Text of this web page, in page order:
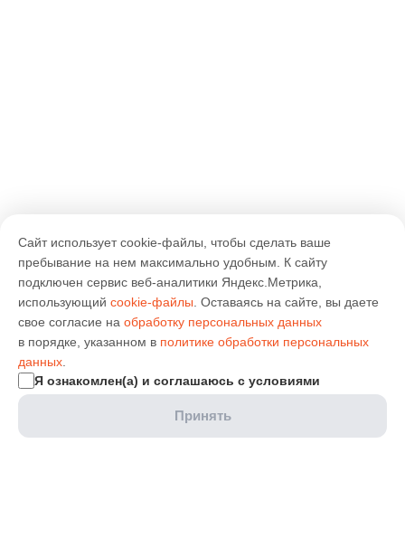
Сайт использует cookie-файлы, чтобы сделать ваше
пребывание на нем максимально удобным. К cайту
подключен сервис веб-аналитики Яндекс.Метрика,
использующий cookie-файлы . Оставаясь на сайте, вы даете
свое согласие на обработку персональных данных
в порядке, указанном в политике обработки персональных
данных
Я ознакомлен(а) и соглашаюсь с условиями
Принять